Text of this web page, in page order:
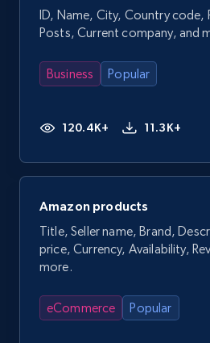
ID, Name, City, Country
Posts, Current company, and
Business Popular
120.4K+ 11.3K+
Amazon products
Title, Seller name, Brand,
price, Currency, Availability,
more.
eCommerce Popular